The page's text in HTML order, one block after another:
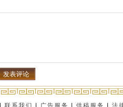
|联系我们 广告服务 |供稿服务 |法